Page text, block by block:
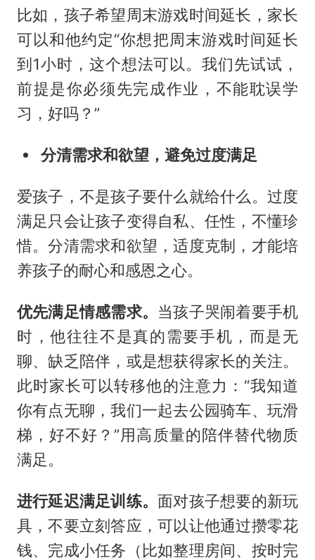
比如，孩子希望周末游戏时间延长，家长
可以和他约定“你想把周末游戏时间延长
到1小时，这个想法可以。我们先试试，
前提是你必须先完成作业，不能耽误学
习，好吗？”
分清需求和欲望，避免过度满足
爱孩子，不是孩子要什么就给什么。过度
满足只会让孩子变得自私、任性，不懂珍
惜。分清需求和欲望，适度克制，才能培
养孩子的耐心和感恩之心。
优先满足情感需求。 当孩子哭闹着要手机
时，他往往不是真的需要手机，而是无
聊、缺乏陪伴，或是想获得家长的关注。
此时家长可以转移他的注意力：“我知道
你有点无聊，我们一起去公园骑车、玩滑
梯，好不好？”用高质量的陪伴替代物质
满足。
进行延迟满足训练。面对孩子想要的新玩
具，不要立刻答应，可以让他通过攒零花
钱、完成小任务（比如整理房间、按时完